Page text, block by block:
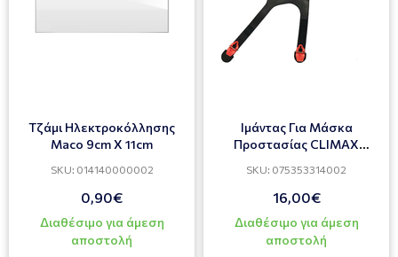
Τζάμι Ηλεκτροκόλλησης
Maco 9cm X 11cm
SKU: 014140000002
0,90€
Διαθέσιμο για άμεση
αποστολή
Ιμάντας Για Μάσκα
Προστασίας CLIMAX
SKU: 075353314002
16,00€
Διαθέσιμο για άμεση
αποστολή